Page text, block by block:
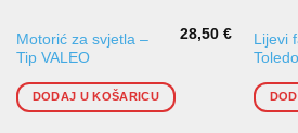
Motorić za svjetla –
Tip VALEO
28,50€
DODAJ U KOŠARICU
Lijevi